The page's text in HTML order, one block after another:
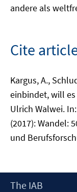
andere als
Cite
Kargus, A.,
einbindet, will
Ulrich Walwei.
(2017): Wandel:
und
Footer
The IAB